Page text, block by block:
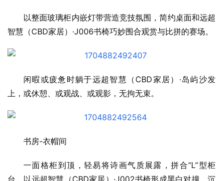
以整面玻璃柜内嵌灯带营造竞技氛围，简约桌面和远超
智慧（CBD家居）·J006书椅巧妙围合观赏与比拼的赛场。
闲暇或疲惫时躺于远超智慧（CBD家居）·岛屿沙发
上，或休憩、或观战、或观影，无拘无束。
书房-衣帽间
一面格柜到顶，轻易将诗画气质展露，拼合“L”型柜